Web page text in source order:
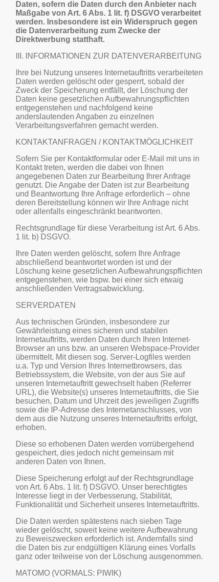
Daten, sofern die Daten durch den Anbieter nach
Maßgabe von Art. 6 Abs. 1 lit. f) DSGVO verarbeitet
werden. Insbesondere ist ein Widerspruch gegen
die Datenverarbeitung zum Zwecke der
Direktwerbung statthaft.
III. INFORMATIONEN ZUR DATENVERARBEITUNG
Ihre bei Nutzung unseres Internetauftritts verarbeiteten
Daten werden gelöscht oder gesperrt, sobald der
Zweck der Speicherung entfällt, der Löschung der
Daten keine gesetzlichen Aufbewahrungspflichten
entgegenstehen und nachfolgend keine
anderslautenden Angaben zu einzelnen
Verarbeitungsverfahren gemacht werden.
KONTAKTANFRAGEN / KONTAKTMÖGLICHKEIT
Sofern Sie per Kontaktformular oder E-Mail mit uns in
Kontakt treten, werden die dabei von Ihnen
angegebenen Daten zur Bearbeitung Ihrer Anfrage
genutzt. Die Angabe der Daten ist zur Bearbeitung
und Beantwortung Ihre Anfrage erforderlich – ohne
deren Bereitstellung können wir Ihre Anfrage nicht
oder allenfalls eingeschränkt beantworten.
Rechtsgrundlage für diese Verarbeitung ist Art. 6 Abs.
1 lit. b) DSGVO.
Ihre Daten werden gelöscht, sofern Ihre Anfrage
abschließend beantwortet worden ist und der
Löschung keine gesetzlichen Aufbewahrungspflichten
entgegenstehen, wie bspw. bei einer sich etwaig
anschließenden Vertragsabwicklung.
SERVERDATEN
Aus technischen Gründen, insbesondere zur
Gewährleistung eines sicheren und stabilen
Internetauftritts, werden Daten durch Ihren Internet-
Browser an uns bzw. an unseren Webspace-Provider
übermittelt. Mit diesen sog. Server-Logfiles werden
u.a. Typ und Version Ihres Internetbrowsers, das
Betriebssystem, die Website, von der aus Sie auf
unseren Internetauftritt gewechselt haben (Referrer
URL), die Website(s) unseres Internetauftritts, die Sie
besuchen, Datum und Uhrzeit des jeweiligen Zugriffs
sowie die IP-Adresse des Internetanschlusses, von
dem aus die Nutzung unseres Internetauftritts erfolgt,
erhoben.
Diese so erhobenen Daten werden vorrübergehend
gespeichert, dies jedoch nicht gemeinsam mit
anderen Daten von Ihnen.
Diese Speicherung erfolgt auf der Rechtsgrundlage
von Art. 6 Abs. 1 lit. f) DSGVO. Unser berechtigtes
Interesse liegt in der Verbesserung, Stabilität,
Funktionalität und Sicherheit unseres Internetauftritts.
Die Daten werden spätestens nach sieben Tage
wieder gelöscht, soweit keine weitere Aufbewahrung
zu Beweiszwecken erforderlich ist. Andernfalls sind
die Daten bis zur endgültigen Klärung eines Vorfalls
ganz oder teilweise von der Löschung ausgenommen.
MATOMO (VORMALS: PIWIK)